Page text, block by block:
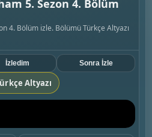
5. Sezon 4. Bölüm
4. Bölüm izle. Bölümü Türkçe Altyazı
Altyazı
İzledim Sonra İzle